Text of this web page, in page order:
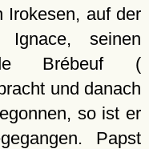
Irokesen, auf der
Ignace, seinen
Brébeuf (
und danach
so ist er
Papst